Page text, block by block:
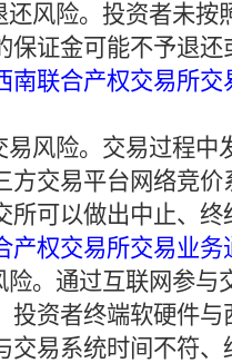
风险。 投资者未按
保证金可能不予退还
南联合产权交易所
风险。 交易过程中
方交易平台网络竞价
所可以做出中止、 终
产权交易所交易业
险。 通过互联网参与
投资者终端软硬件与
交易系统时间不符、